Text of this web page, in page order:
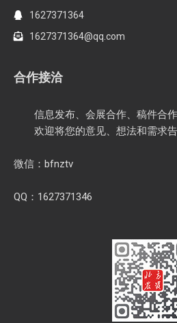
1627371364
1627371364@qq.com
合作接洽
信息发布、会展合作、稿件合作
欢迎将您的意见、想法和需求告
微信：bfnztv
QQ：1627371346